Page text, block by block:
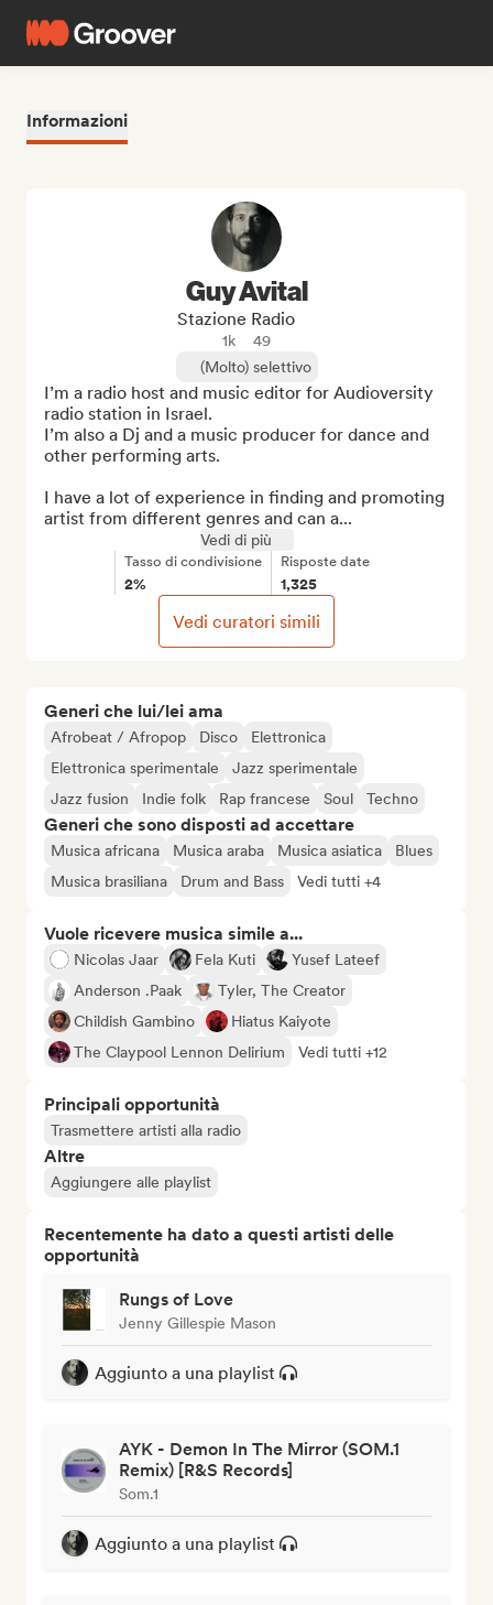
Informazioni
Generi che lui/lei ama
Afrobeat / Afropop Disco
Elettronica
Elettronica sperimentale
Jazz sperimentale
Jazz fusion
Indie folk Rap francese Soul Techno
Generi che sono disposti ad accettare
Musica africana Musica araba Musica asiatica
Blues
Musica brasiliana
Drum and Bass Vedi tutti +4
Vuole ricevere musica simile a...
Nicolas Jaar Fela Kuti
Yusef Lateef
Anderson .Paak
Tyler, The Creator
Childish Gambino
Hiatus Kaiyote
The Claypool Lennon Delirium
Vedi tutti +12
Principali opportunità
Trasmettere artisti alla radio
Altre
Aggiungere alle playlist
Recentemente ha dato a questi artisti delle
opportunità
Rungs of Love
Jenny Gillespie Mason
Aggiunto a una playlist
AYK - Demon In The Mirror (SOM.1
Remix) [R&S Records]
Som.1
Aggiunto a una playlist
Guy Avital
Stazione Radio
1k
49
(Molto) selettivo
I’m a radio host and music editor for Audioversity
radio station in Israel.
I’m also a Dj and a music producer for dance and
other performing arts.
I have a lot of experience in finding and promoting
artist from different genres and can a...
Vedi di più
Tasso di condivisione
2%
Risposte date
1,325
Vedi curatori simili